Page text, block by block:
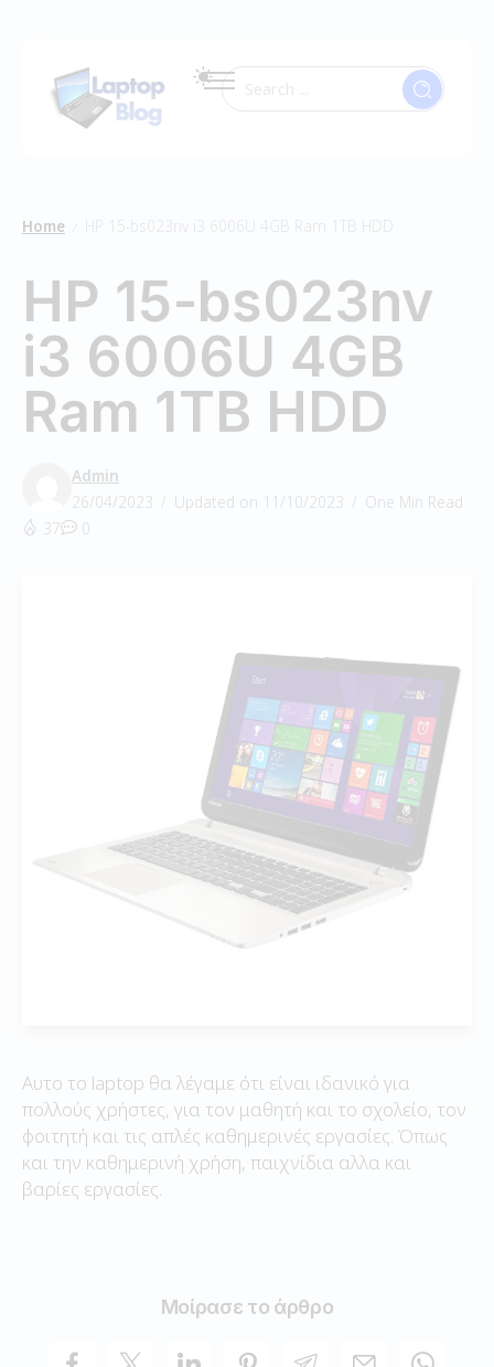
Home HP 15-bs023nv i3 6006U 4GB Ram 1TB HDD
HP 15-bs023nv
i3 6006U 4GB
Ram 1TB HDD
Admin
26/04/2023
Updated on 11/10/2023
One Min Read
37
0
Αυτο το laptop θα λέγαμε ότι είναι ιδανικό για
πολλούς χρήστες, για τον μαθητή και το σχολείο, τον
φοιτητή και τις απλές καθημερινές εργασίες. Όπως
και την καθημερινή χρήση, παιχνίδια αλλα και
βαρίες εργασίες.
Μοίρασε το άρθρο